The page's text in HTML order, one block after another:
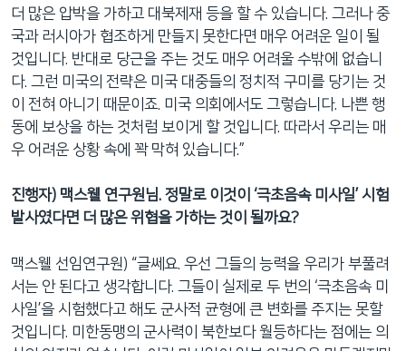
더 많은 압박을 가하고 대북제재 등을 할 수 있습니다. 그러나 중
국과 러시아가 협조하게 만들지 못한다면 매우 어려운 일이 될
것입니다. 반대로 당근을 주는 것도 매우 어려울 수밖에 없습니
다. 그런 미국의 전략은 미국 대중들의 정치적 구미를 당기는 것
이 전혀 아니기 때문이죠. 미국 의회에서도 그렇습니다. 나쁜 행
동에 보상을 하는 것처럼 보이게 할 것입니다. 따라서 우리는 매
우 어려운 상황 속에 꽉 막혀 있습니다.”
진행자) 맥스웰 연구원님. 정말로 이것이 ‘극초음속 미사일’ 시험
발사였다면 더 많은 위협을 가하는 것이 될까요?
맥스웰 선임연구원) “글쎄요. 우선 그들의 능력을 우리가 부풀려
서는 안 된다고 생각합니다. 그들이 실제로 두 번의 ‘극초음속 미
사일’을 시험했다고 해도 군사적 균형에 큰 변화를 주지는 못할
것입니다. 미한동맹의 군사력이 북한보다 월등하다는 점에는 의